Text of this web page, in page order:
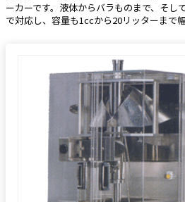
ーカーです。液体からバラものまで、そし
で対応し、容量も1ccから20リッターまで